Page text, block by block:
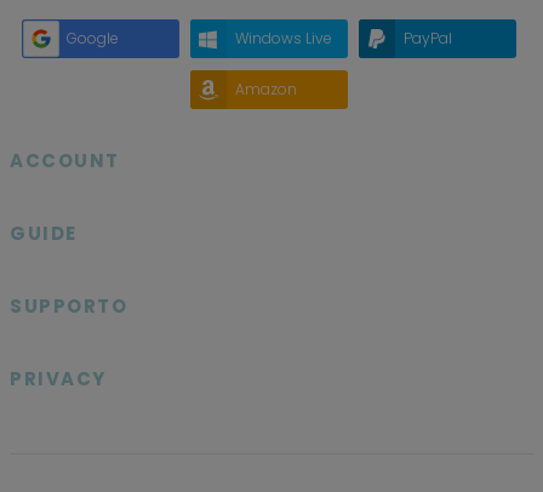
Google Windows Live PayPal
Amazon
ACCOUNT
GUIDE
SUPPORTO
PRIVACY